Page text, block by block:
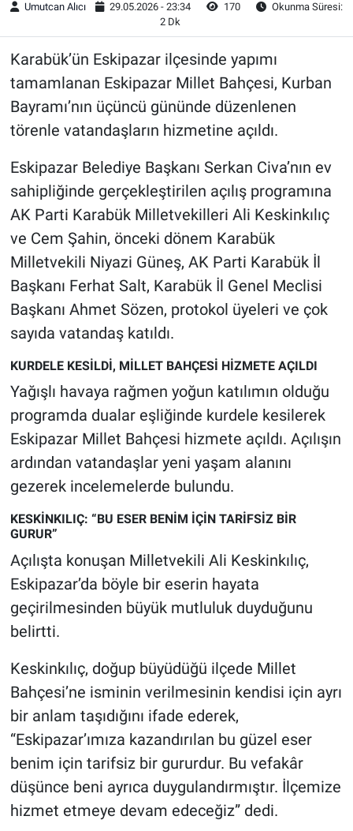
Umutcan Alıcı 29.05.2026 - 23:34 170
Okunma Süresi:
2 Dk
Karabük’ün Eskipazar ilçesinde yapımı
tamamlanan Eskipazar Millet Bahçesi, Kurban
Bayramı’nın üçüncü gününde düzenlenen
törenle vatandaşların hizmetine açıldı.
Eskipazar Belediye Başkanı Serkan Civa’nın ev
sahipliğinde gerçekleştirilen açılış programına
AK Parti Karabük Milletvekilleri Ali Keskinkılıç
ve Cem Şahin, önceki dönem Karabük
Milletvekili Niyazi Güneş, AK Parti Karabük İl
Başkanı Ferhat Salt, Karabük İl Genel Meclisi
Başkanı Ahmet Sözen, protokol üyeleri ve çok
sayıda vatandaş katıldı.
KURDELE KESİLDİ, MİLLET BAHÇESİ HİZMETE AÇILDI
Yağışlı havaya rağmen yoğun katılımın olduğu
programda dualar eşliğinde kurdele kesilerek
Eskipazar Millet Bahçesi hizmete açıldı. Açılışın
ardından vatandaşlar yeni yaşam alanını
gezerek incelemelerde bulundu.
KESKİNKILIÇ: “BU ESER BENİM İÇİN TARİFSİZ BİR
GURUR”
Açılışta konuşan Milletvekili Ali Keskinkılıç,
Eskipazar’da böyle bir eserin hayata
geçirilmesinden büyük mutluluk duyduğunu
belirtti.
Keskinkılıç, doğup büyüdüğü ilçede Millet
Bahçesi’ne isminin verilmesinin kendisi için ayrı
bir anlam taşıdığını ifade ederek,
“Eskipazar’ımıza kazandırılan bu güzel eser
benim için tarifsiz bir gururdur. Bu vefakâr
düşünce beni ayrıca duygulandırmıştır. İlçemize
hizmet etmeye devam edeceğiz” dedi.